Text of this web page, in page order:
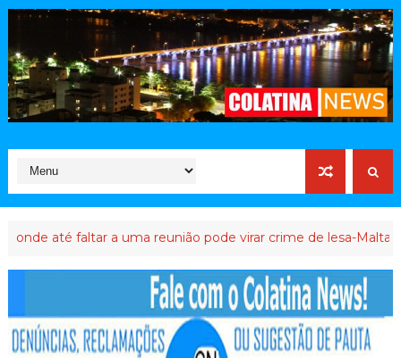
faltar a uma reunião pode virar crime de lesa-Malta